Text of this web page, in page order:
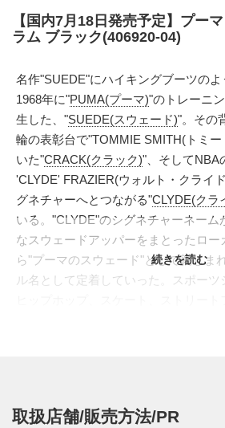
【国内7月18日発売予定】プー
ラム ブラック(406920-04)
名作"SUEDE"にハイキングブーツのよ
1968年に"PUMA(プーマ)"のトレーニ
生した、"SUEDE(スウェード)"。その
輪の表彰台で"TOMMIE SMITH(トミ
いた"CRACK(クラック)"、そしてNBA
'CLYDE' FRAZIER(ウォルト・クライ
グネチャーへとつながる"CLYDE(クラ
いる。"CLYDE"のシグネチャーネー
なスウェードアッパーをまとったロ
ら"プーマのスウェード"として親しま
ル名として定着していった。スポーツ
クブーツの分野でも信頼を集める
続きを読む
取扱店舗/販売方法/PR